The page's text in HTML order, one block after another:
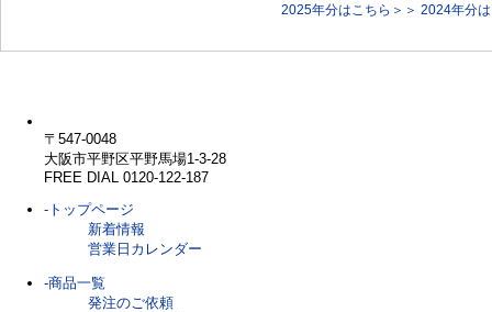
2025年分はこちら＞＞ 2024年分
〒547-0048
大阪市平野区平野馬場1-3-28
FREE DIAL 0120-122-187
-トップページ
新着情報
営業日カレンダー
-商品一覧
発注のご依頼